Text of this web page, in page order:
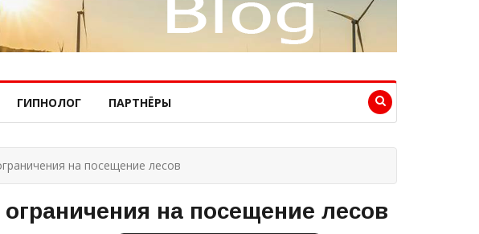
ГИПНОЛОГ ПАРТНЁРЫ
на посещение лесов
на посещение лесов